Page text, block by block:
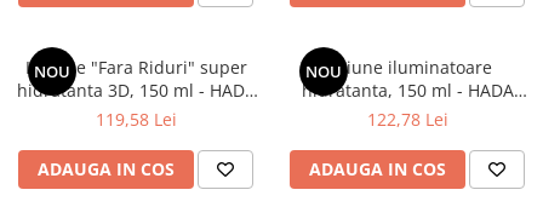
NOU
Lotiune "Fara Riduri" super
hidratanta 3D, 150 ml - HADA
LABO TOKYO LIFT
119,58 Lei
ADAUGA IN COS
NOULotiune iluminatoare
hidratanta, 150 ml - HADA
LABO TOKYO GLOW
122,78 Lei
ADAUGA IN COS